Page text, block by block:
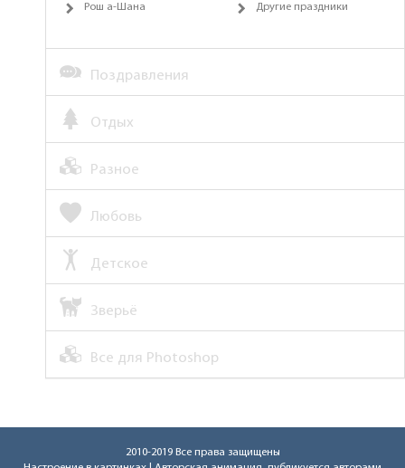
Рош а-Шана Другие праздники
Поздравления
Отдых
Разное
Любовь
Детское
Зверьё
Все для Photoshop
2010-2019 Все права защищены